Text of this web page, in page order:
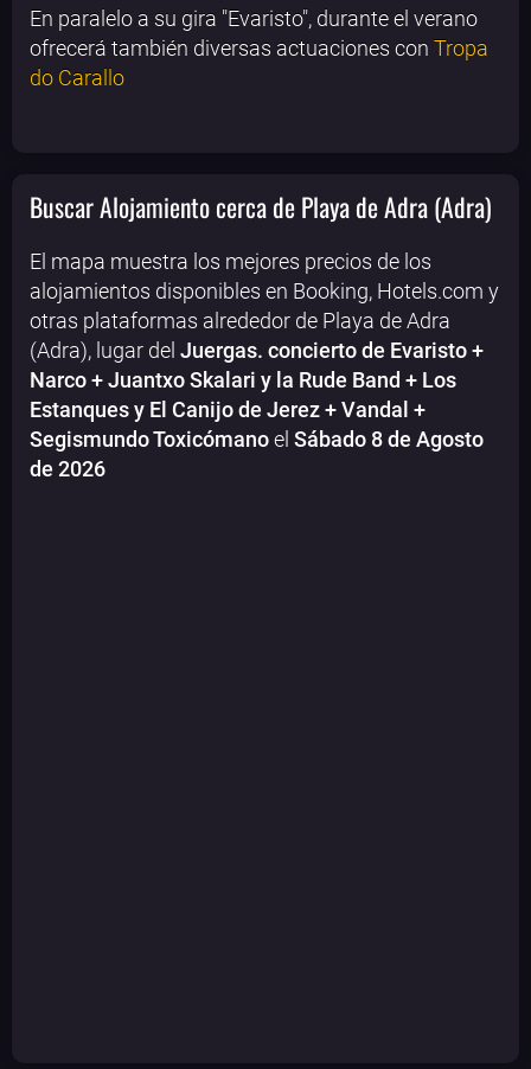
En paralelo a su gira "Evaristo", durante el verano
ofrecerá también diversas actuaciones con Tropa
do Carallo
Buscar Alojamiento cerca de Playa de Adra (Adra)
El mapa muestra los mejores precios de los
alojamientos disponibles en Booking, Hotels.com y
otras plataformas alrededor de Playa de Adra
(Adra), lugar del Juergas. concierto de Evaristo +
Narco + Juantxo Skalari y la Rude Band + Los
Estanques y El Canijo de Jerez + Vandal +
Segismundo Toxicómanoel Sábado 8 de Agosto
de 2026